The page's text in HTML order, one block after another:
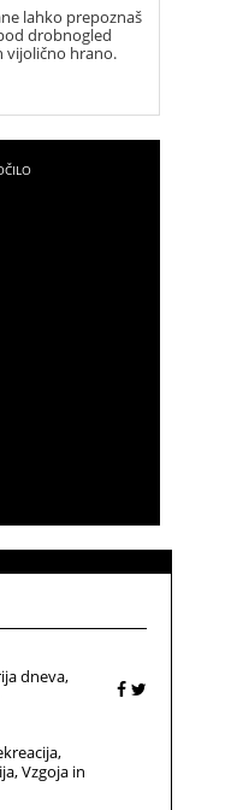
lahko prepoznaš
drobnogled
vijolično hrano.
dneva
Vzgoja in